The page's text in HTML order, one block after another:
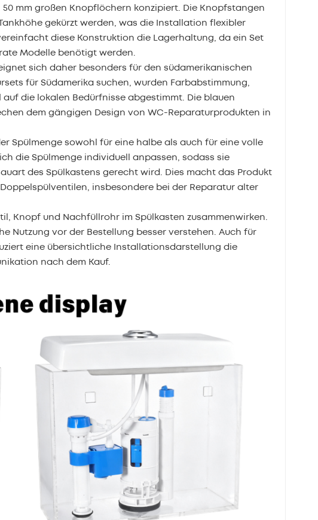
mm großen Knopflöchern konzipiert. Die Knopfstangen
gekürzt werden, was die Installation flexibler
diese Konstruktion die Lagerhaltung, da ein Set
Modelle benötigt werden.
sich daher besonders für den südamerikanischen
für Südamerika suchen, wurden Farbabstimmung,
die lokalen Bedürfnisse abgestimmt. Die blauen
dem gängigen Design von WC-Reparaturprodukten in
Spülmenge sowohl für eine halbe als auch für eine volle
die Spülmenge individuell anpassen, sodass sie
des Spülkastens gerecht wird. Dies macht das Produkt
insbesondere bei der Reparatur alter
Knopf und Nachfüllrohr im Spülkasten zusammenwirken.
Nutzung vor der Bestellung besser verstehen. Auch für
eine übersichtliche Installationsdarstellung die
nach dem Kauf.